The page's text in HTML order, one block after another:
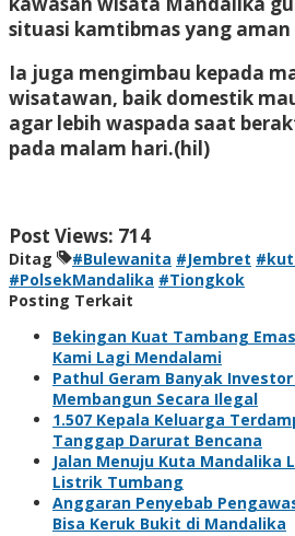
situasi kamtibmas yang
Ia juga mengimbau kepada
wisatawan, baik domestik
agar lebih waspada saat
pada malam hari.(hil)
Post Views: 714
Ditag #Bulewanita #Jembret
#PolsekMandalika #Tiongkok
Posting Terkait
Bekingan Kuat Tambang
Kami Lagi Mendalami
Pathul Geram Banyak
Membangun Secara Ilegal
1.507 Kepala Keluarga
Tanggap Darurat Bencana
Jalan Menuju Kuta Mandalika
Listrik Tumbang
Anggaran Penyebab
Bisa Keruk Bukit di Mandalika